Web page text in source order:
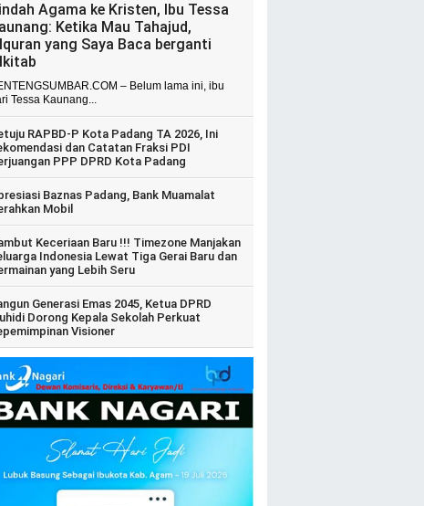
Agama ke Kristen, Ibu Tessa
Ketika Mau Tahajud,
yang Saya Baca berganti
– Belum lama ini, ibu
Tessa Kaunang...
RAPBD-P Kota Padang TA 2026, Ini
dan Catatan Fraksi PDI
PPP DPRD Kota Padang
Baznas Padang, Bank Muamalat
Mobil
Keceriaan Baru !!! Timezone Manjakan
Indonesia Lewat Tiga Gerai Baru dan
yang Lebih Seru
Generasi Emas 2045, Ketua DPRD
Dorong Kepala Sekolah Perkuat
Visioner